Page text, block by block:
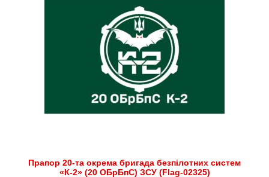
Прапор 20-та окрема бригада безпілотних систем
«К-2» (20 ОБрБпС) ЗСУ (Flag-02325)